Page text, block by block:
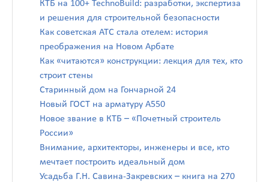
КТБ на 100+ TechnoBuild: разработки, экспертиза
и решения для строительной безопасности
Как советская АТС стала отелем: история
преображения на Новом Арбате
Как «читаются» конструкции: лекция для тех, кто
строит стены
Старинный дом на Гончарной 24
Новый ГОСТ на арматуру А550
Новое звание в КТБ – «Почетный строитель
России»
Внимание, архитекторы, инженеры и все, кто
мечтает построить идеальный дом
Усадьба Г.Н. Савина-Закревских – книга на 270